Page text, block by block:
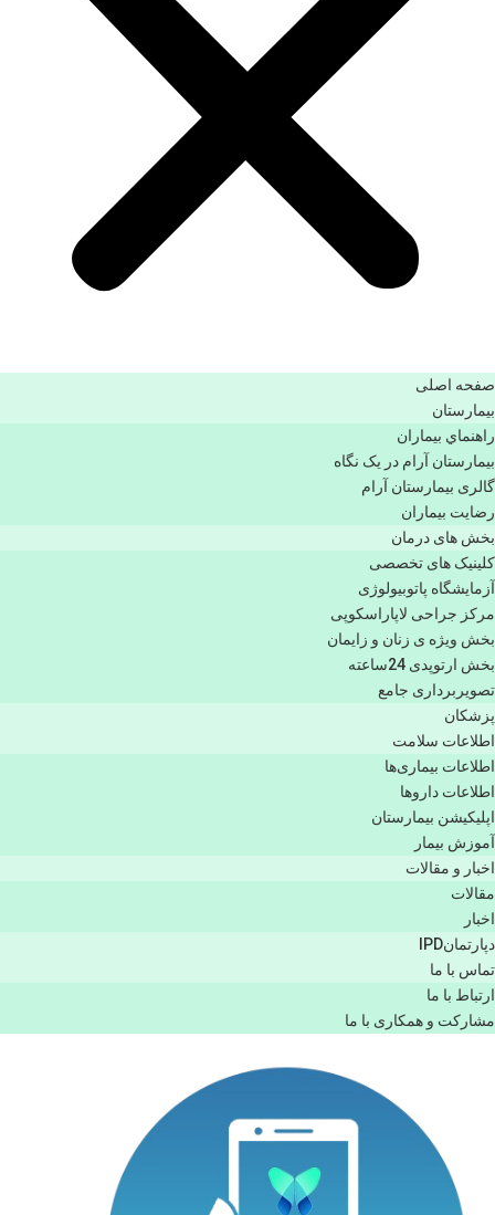
صفحه اصلی
بيمارستان
راهنماي بیماران
بیمارستان آرام در یک نگاه
گالری بیمارستان آرام
رضایت بیماران
بخش های درمان
کلینیک های تخصصی
آزمایشگاه پاتوبیولوژی
مرکز جراحی لاپاراسکوپی
بخش ویژه ی زنان و زایمان
بخش ارتوپدی 24ساعته
تصویربرداری جامع
پزشكان
اطلاعات سلامت
اطلاعات بیماری‌ها
اطلاعات دارو‌ها
اپليكيشن بيمارستان
آموزش بیمار
اخبار و مقالات
مقالات
اخبار
دپارتمانIPD
تماس با ما
ارتباط با ما
مشاركت و همكاری با ما